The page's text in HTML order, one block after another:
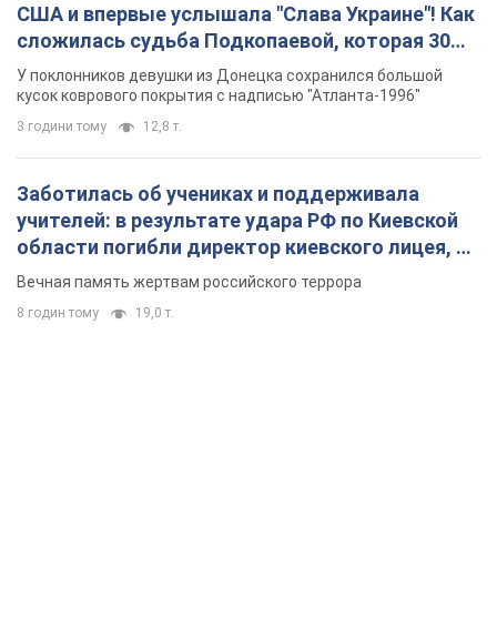
США и впервые услышала "Слава Украине"! Как
сложилась судьба Подкопаевой, которая 30
лет назад завоевала "золото" Олимпиады
У поклонников девушки из Донецка сохранился большой
кусок коврового покрытия с надписью "Атланта-1996"
3 години тому 12,8 т.
Заботилась об учениках и поддерживала
учителей: в результате удара РФ по Киевской
области погибли директор киевского лицея, её
муж и внук
Вечная память жертвам российского террора
8 годин тому 19,0 т.